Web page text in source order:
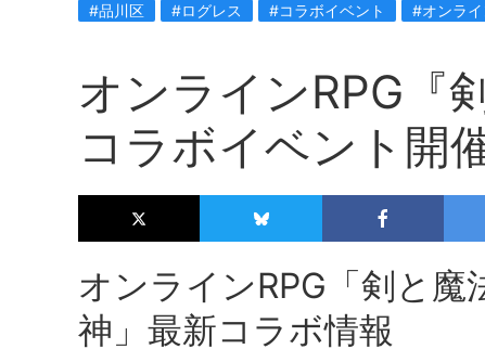
#品川区 #ログレス #コラボイベント #オンライ
オンラインRPG『
コラボイベント開
オンラインRPG「剣と
神」最新コラボ情報